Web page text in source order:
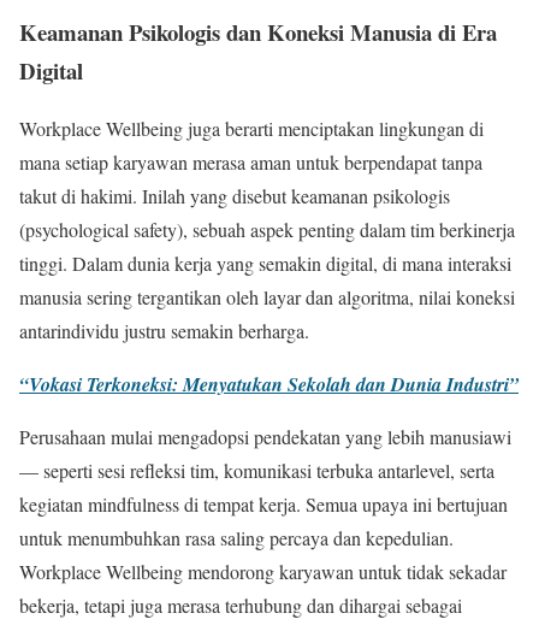
Keamanan Psikologis dan Koneksi Manusia di Era
Digital
Workplace Wellbeing juga berarti menciptakan lingkungan di
mana setiap karyawan merasa aman untuk berpendapat tanpa
takut di hakimi. Inilah yang disebut keamanan psikologis
(psychological safety), sebuah aspek penting dalam tim berkinerja
tinggi. Dalam dunia kerja yang semakin digital, di mana interaksi
manusia sering tergantikan oleh layar dan algoritma, nilai koneksi
antarindividu justru semakin berharga.
“Vokasi Terkoneksi: Menyatukan Sekolah dan Dunia Industri”
Perusahaan mulai mengadopsi pendekatan yang lebih manusiawi
— seperti sesi refleksi tim, komunikasi terbuka antarlevel, serta
kegiatan mindfulness di tempat kerja. Semua upaya ini bertujuan
untuk menumbuhkan rasa saling percaya dan kepedulian.
Workplace Wellbeing mendorong karyawan untuk tidak sekadar
bekerja, tetapi juga merasa terhubung dan dihargai sebagai